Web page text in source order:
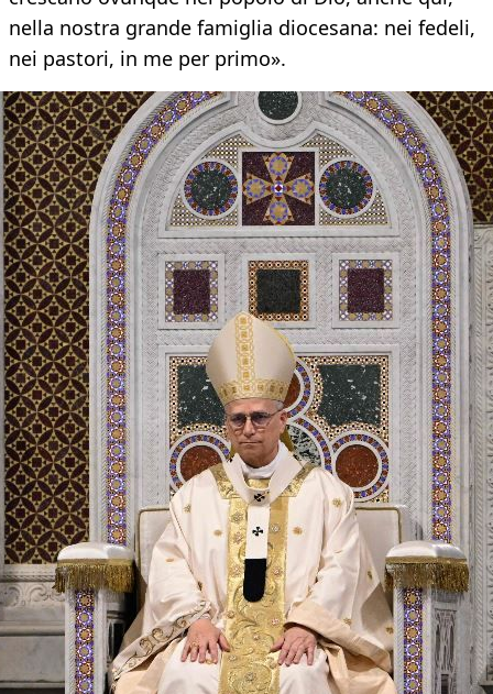
nella nostra grande famiglia diocesana: nei fedeli,
nei pastori, in me per primo».